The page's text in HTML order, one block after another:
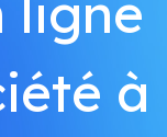
ligne
à